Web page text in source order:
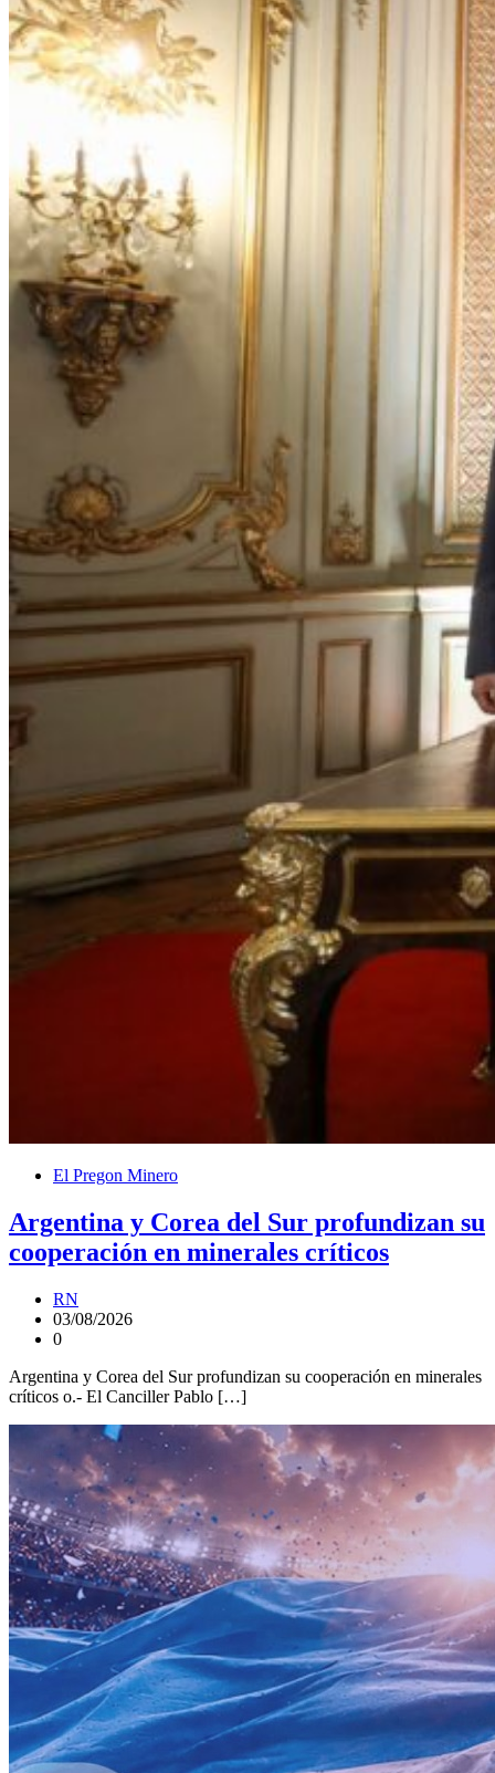
El Pregon Minero
Argentina y Corea del Sur profundizan su
cooperación en minerales críticos
RN
03/08/2026
0
Argentina y Corea del Sur profundizan su cooperación en minerales
críticos o.- El Canciller Pablo […]